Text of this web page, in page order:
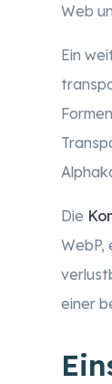
Web
Ein
Die
WebP,
einer